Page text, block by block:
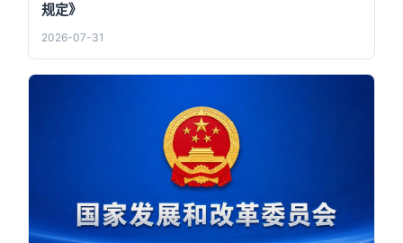
规定》
2026-07-31